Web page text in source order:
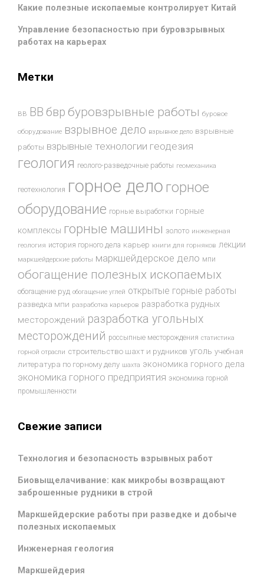
Какие полезные ископаемые контролирует Китай
Управление безопасностью при буровзрывных
работах на карьерах
Метки
ВВ ВВ бвр буровзрывные работы буровое
оборудование взрывное дело взрывное дело взрывные
работы взрывные технологии геодезия
геология геолого-разведочные работы геомеханика
геотехнология горное дело горное
оборудование горные выработки горные
комплексы горные машины золото инженерная
геология история горного дела карьер книги для горняков лекции
маркшейдерские работы маркшейдерское дело мпи
обогащение полезных ископаемых
обогащение руд обогащение углей открытые горные работы
разведка мпи разработка карьеров разработка рудных
месторождений разработка угольных
месторождений россыпные месторождения статистика
горной отрасли строительство шахт и рудников уголь учебная
литература по горному делу шахта экономика горного дела
экономика горного предприятия экономика горной
промышленности
Свежие записи
Технология и безопасность взрывных работ
Биовыщелачивание: как микробы возвращают
заброшенные рудники в строй
Маркшейдерские работы при разведке и добыче
полезных ископаемых
Инженерная геология
Маркшейдерия